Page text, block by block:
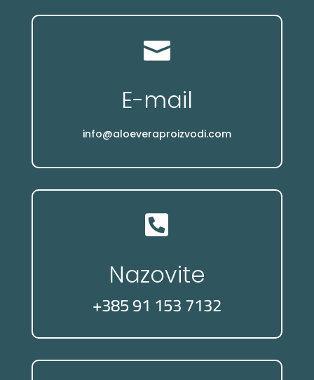

E-mail
info@aloeveraproizvodi.com

Nazovite
+385 91 153 7132